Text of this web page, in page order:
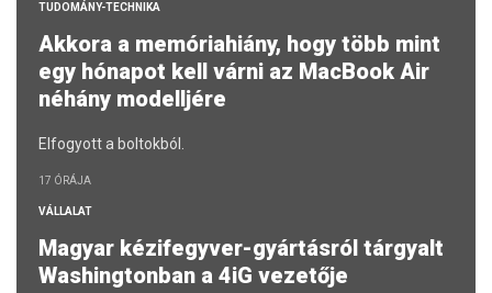
TUDOMÁNY-TECHNIKA
Akkora a memóriahiány, hogy több mint
egy hónapot kell várni az MacBook Air
néhány modelljére
Elfogyott a boltokból.
17 ÓRÁJA
VÁLLALAT
Magyar kézifegyver-gyártásról tárgyalt
Washingtonban a 4iG vezetője